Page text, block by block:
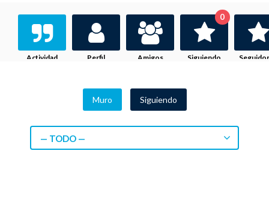
Actividad Perfil Amigos Siguiendo
0
Muro Siguiendo
— TODO —